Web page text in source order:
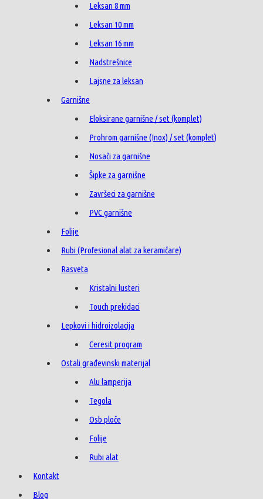
Leksan 8 mm
Leksan 10 mm
Leksan 16 mm
Nadstrešnice
Lajsne za leksan
Garnišne
Eloksirane garnišne / set (komplet)
Prohrom garnišne (Inox) / set (komplet)
Nosači za garnišne
Šipke za garnišne
Završeci za garnišne
PVC garnišne
Folije
Rubi (Profesional alat za keramičare)
Rasveta
Kristalni lusteri
Touch prekidaci
Lepkovi i hidroizolacija
Ceresit program
Ostali građevinski materijal
Alu lamperija
Tegola
Osb ploče
Folije
Rubi alat
Kontakt
Blog